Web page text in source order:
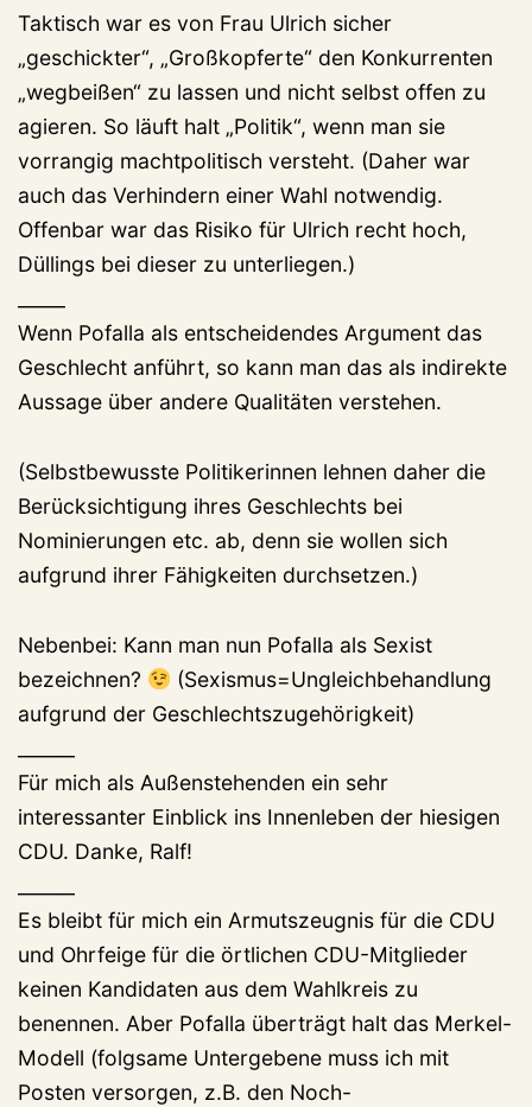
Taktisch war es von Frau Ulrich sicher
„geschickter“, „Großkopferte“ den Konkurrenten
„wegbeißen“ zu lassen und nicht selbst offen zu
agieren. So läuft halt „Politik“, wenn man sie
vorrangig machtpolitisch versteht. (Daher war
auch das Verhindern einer Wahl notwendig.
Offenbar war das Risiko für Ulrich recht hoch,
Düllings bei dieser zu unterliegen.)
Wenn Pofalla als entscheidendes Argument das
Geschlecht anführt, so kann man das als indirekte
Aussage über andere Qualitäten verstehen.
(Selbstbewusste Politikerinnen lehnen daher die
Berücksichtigung ihres Geschlechts bei
Nominierungen etc. ab, denn sie wollen sich
aufgrund ihrer Fähigkeiten durchsetzen.)
Nebenbei: Kann man nun Pofalla als Sexist
bezeichnen?
(Sexismus=Ungleichbehandlung
aufgrund der Geschlechtszugehörigkeit)
Für mich als Außenstehenden ein sehr
interessanter Einblick ins Innenleben der hiesigen
CDU. Danke, Ralf!
Es bleibt für mich ein Armutszeugnis für die CDU
und Ohrfeige für die örtlichen CDU-Mitglieder
keinen Kandidaten aus dem Wahlkreis zu
benennen. Aber Pofalla überträgt halt das Merkel-
Modell (folgsame Untergebene muss ich mit
Posten versorgen, z.B. den Noch-